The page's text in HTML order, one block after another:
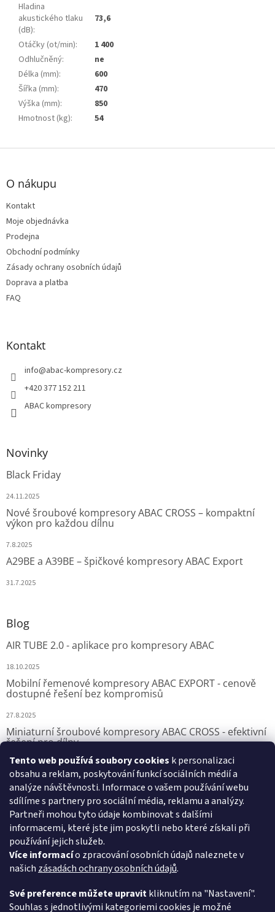
Tento web používá soubory cookies k personalizaci
obsahu a reklam, poskytování funkcí sociálních médií a
analýze návštěvnosti. Informace o vašem používání webu
sdílíme s partnery pro sociální média, reklamu a analýzy.
Partneři mohou tyto údaje kombinovat s dalšími
informacemi, které jste jim poskytli nebo které získali při
používání jejich služeb.
Více informacío zpracování osobních údajů naleznete v
našich zásadách ochrany osobních údajů.
Své preference můžete upravitkliknutím na "Nastavení".
Souhlas s jednotlivými kategoriemi cookies je možné
Hladina
akustického tlaku
(dB):
73,6
Otáčky (ot/min):
1 400
Odhlučněný:
ne
Délka (mm):
600
Šířka (mm):
470
Výška (mm):
850
Hmotnost (kg): 54
Z
O nákupu
Kontakt
Moje objednávka
Prodejna
Obchodní podmínky
Zásady ochrany osobních údajů
Doprava a platba
FAQ
Kontakt
info@abac-kompresory.cz
+420 377 152 211
ABAC kompresory
Novinky
Black Friday
24.11.2025
Nové šroubové kompresory ABAC CROSS – kompaktní
výkon pro každou dílnu
7.8.2025
A29BE a A39BE – špičkové kompresory ABAC Export
31.7.2025
Blog
AIR TUBE 2.0 - aplikace pro kompresory ABAC
18.10.2025
Mobilní řemenové kompresory ABAC EXPORT - cenově
dostupné řešení bez kompromisů
27.8.2025
Miniaturní šroubové kompresory ABAC CROSS - efektivní
řešení pro dílny
7.8.2025
Přijímáme online platby